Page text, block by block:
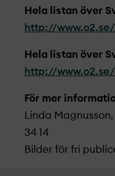
Hela listan över
http://
Hela listan över
http://
För mer
Linda
34 14
Bilder för fri